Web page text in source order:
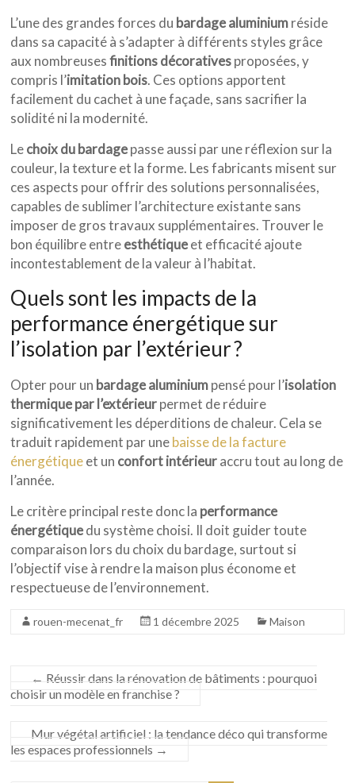
L’une des grandes forces du bardage aluminiumréside
dans sa capacité à s’adapter à différents styles grâce
aux nombreusesfinitions décorativesproposées, y
compris l’imitation bois. Ces options apportent
facilement du cachet à une façade, sans sacrifier la
solidité ni la modernité.
Lechoix du bardagepasse aussi par une réflexion sur la
couleur, la texture et la forme. Les fabricants misent sur
ces aspects pour offrir des solutions personnalisées,
capables de sublimer l’architecture existante sans
imposer de gros travaux supplémentaires. Trouver le
bon équilibre entreesthétiqueet efficacité ajoute
incontestablement de la valeur à l’habitat.
Quels sont les impacts de la
performance énergétique sur
l’isolation par l’extérieur ?
Opter pour un bardage aluminiumpensé pour l’isolation
thermique par l’extérieurpermet de réduire
significativement les déperditions de chaleur. Cela se
traduit rapidement par unebaisse de la facture
énergétiqueet un confort intérieuraccru tout au long de
l’année.
Le critère principal reste donc la performance
énergétiquedu système choisi. Il doit guider toute
comparaison lors du choix du bardage, surtout si
l’objectif vise à rendre la maison plus économe et
respectueuse de l’environnement.
rouen-mecenat_fr 1 décembre 2025 Maison
← Réussir dans la rénovation de bâtiments : pourquoi
choisir un modèle en franchise ?
Mur végétal artificiel : la tendance déco qui transforme
les espaces professionnels →